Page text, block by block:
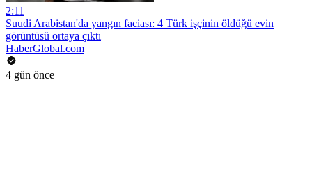
2:11
Suudi Arabistan'da yangın faciası: 4 Türk işçinin öldüğü evin
görüntüsü ortaya çıktı
HaberGlobal.com
4 gün önce